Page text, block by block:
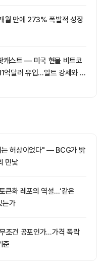
월 만에 273% 폭발적 성장
캐스트 — 미국 현물 비트코
억달러 유입…알트 강세와 숏
허상이었다" — BCG가 밝
민낯
큰화 레포의 역설…‘같은
는가
조건 공포인가…가격 폭락
준